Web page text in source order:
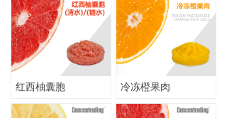
红西柚囊胞 冷冻橙果肉